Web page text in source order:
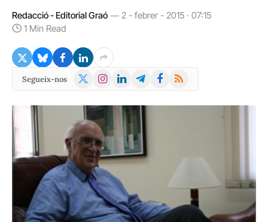
Redacció - Editorial Graó
2 - febrer - 2015 · 07:15
1 Min Read
Segueix-nos
X
Instagram
LinkedInTelegramFacebook
RSS